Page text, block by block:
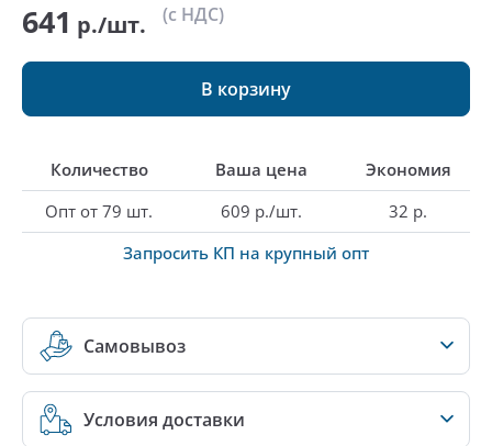
641 р./шт. (с НДС)
В корзину
Количество Ваша цена
Экономия
Опт от 79 шт.
609 р./шт.
32 р.
Запросить КП на крупный опт
Самовывоз
Условия доставки